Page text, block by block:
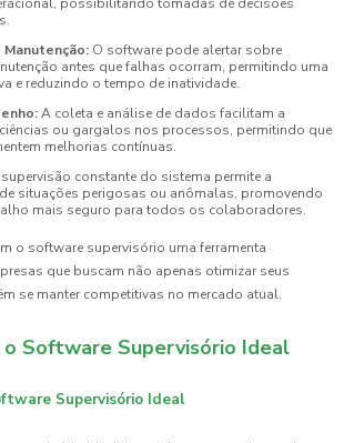
O software pode alertar sobre
antes que falhas ocorram, permitindo uma
e reduzindo o tempo de inatividade.
A coleta e análise de dados facilitam a
ou gargalos nos processos, permitindo que
melhorias contínuas.
constante do sistema permite a
situações perigosas ou anômalas, promovendo
mais seguro para todos os colaboradores.
o software supervisório uma ferramenta
que buscam não apenas otimizar seus
se manter competitivas no mercado atual.
o Software Supervisório Ideal
Supervisório Ideal